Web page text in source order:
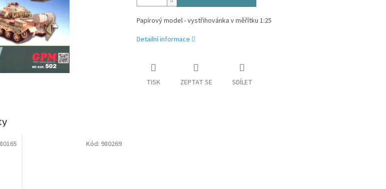
Papírový model - vystřihovánka v měřítku 1:25
Detailní informace
TISK ZEPTAT SE SDÍLET
Kód: 980269